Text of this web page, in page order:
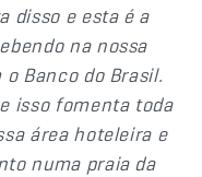
disso e esta é a
na nossa
Banco do Brasil.
isso fomenta toda
área hoteleira e
numa praia da